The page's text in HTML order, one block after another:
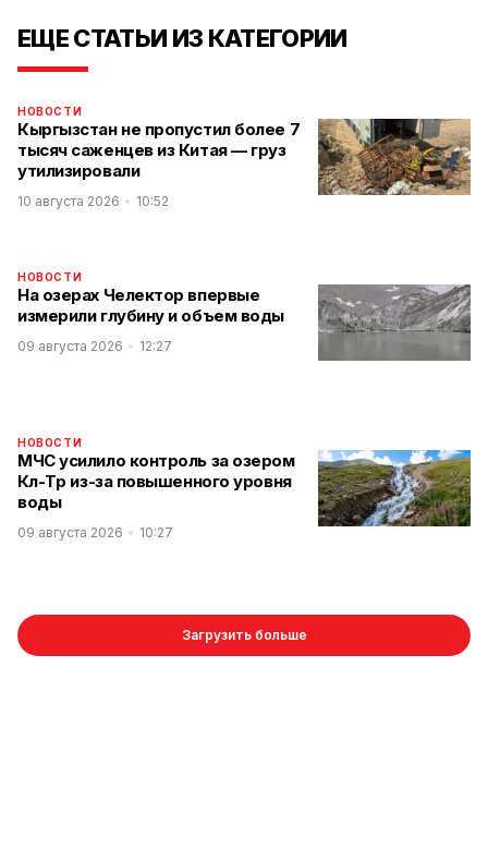
ЕЩЕ СТАТЬИ ИЗ КАТЕГОРИИ
НОВОСТИ
Кыргызстан не пропустил более 7
тысяч саженцев из Китая — груз
утилизировали
10 августа 2026 10:52
НОВОСТИ
На озерах Челектор впервые
измерили глубину и объем воды
09 августа 2026 12:27
НОВОСТИ
МЧС усилило контроль за озером
Көл-Төр из-за повышенного уровня
воды
09 августа 2026 10:27
Загрузить больше